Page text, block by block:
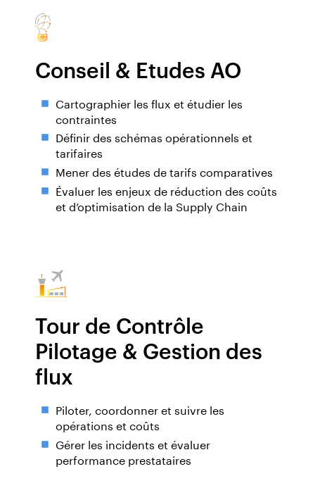
Conseil & Etudes AO
Cartographier les flux et étudier les
contraintes
Définir des schémas opérationnels et
tarifaires
Mener des études de tarifs comparatives
Évaluer les enjeux de réduction des coûts
et d’optimisation de la Supply Chain
Tour de Contrôle
Pilotage & Gestion des
flux
Piloter, coordonner et suivre les
opérations et coûts
Gérer les incidents et évaluer
performance prestataires